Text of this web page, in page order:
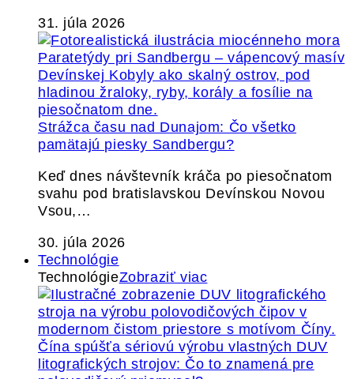
31. júla 2026
Strážca času nad Dunajom: Čo všetko
pamätajú piesky Sandbergu?
Keď dnes návštevník kráča po piesočnatom
svahu pod bratislavskou Devínskou Novou
Vsou,…
30. júla 2026
Technológie
TechnológieZobraziť viac
Čína spúšťa sériovú výrobu vlastných DUV
litografických strojov: Čo to znamená pre